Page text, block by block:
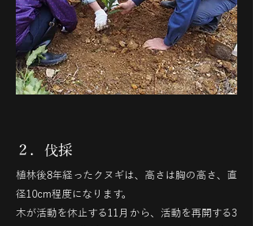
２．伐採
植林後8年経ったクヌギは、高さは胸の高さ、直
径10cm程度になります。
木が活動を休止する11月から、活動を再開する3